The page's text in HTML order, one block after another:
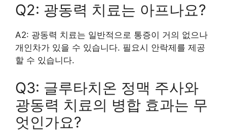
Q2: 광동력 치료는 아프나요?
A2: 광동력 치료는 일반적으로 통증이 거의 없으나
개인차가 있을 수 있습니다. 필요시 안락제를 제공
할 수 있습니다.
Q3: 글루타치온 정맥 주사와
광동력 치료의 병합 효과는 무
엇인가요?